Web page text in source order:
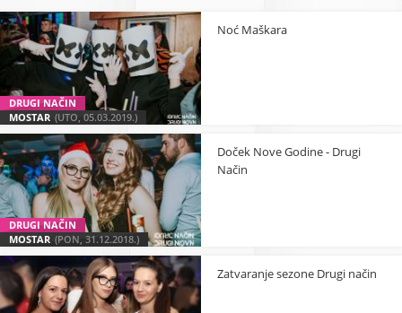
DRUGI NAČIN
MOSTAR (UTO, 05.03.2019.)
Noć Maškara
DRUGI NAČIN
MOSTAR (PON, 31.12.2018.)
Doček Nove Godine - Drugi
Način
Zatvaranje sezone Drugi način